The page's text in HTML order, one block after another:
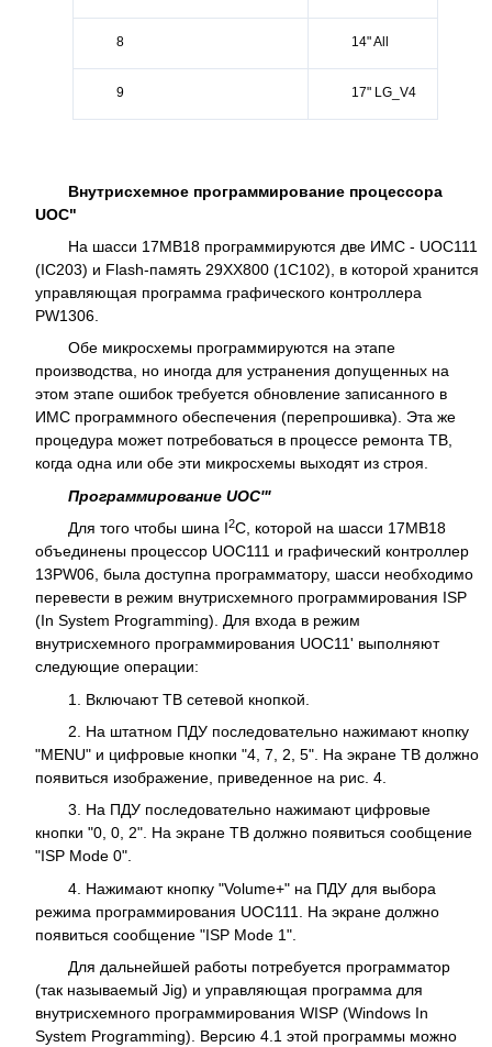
8 14" All
9 17" LG_V4
Внутрисхемное программирование процессора
UOC"
На шасси 17МВ18 программируются две ИМС - UOC111
(IC203) и Flash-память 29XX800 (1С102), в которой хранится
управляющая программа графического контроллера
PW1306.
Обе микросхемы программируются на этапе
производства, но иногда для устранения допущенных на
этом этапе ошибок требуется обновление записанного в
ИМС программного обеспечения (перепрошивка). Эта же
процедура может потребоваться в процессе ремонта ТВ,
когда одна или обе эти микросхемы выходят из строя.
Программирование UOC'"
Для того чтобы шина I2C, которой на шасси 17МВ18
объединены процессор UOC111 и графический контроллер
13PW06, была доступна программатору, шасси необходимо
перевести в режим внутрисхемного программирования ISP
(In System Programming). Для входа в режим
внутрисхемного программирования UOC11' выполняют
следующие операции:
1. Включают ТВ сетевой кнопкой.
2. На штатном ПДУ последовательно нажимают кнопку
"MENU" и цифровые кнопки "4, 7, 2, 5". На экране ТВ должно
появиться изображение, приведенное на рис. 4.
3. На ПДУ последовательно нажимают цифровые
кнопки "0, 0, 2". На экране ТВ должно появиться сообщение
"ISP Mode 0".
4. Нажимают кнопку "Volume+" на ПДУ для выбора
режима программирования UOC111. На экране должно
появиться сообщение "ISP Mode 1".
Для дальнейшей работы потребуется программатор
(так называемый Jig) и управляющая программа для
внутрисхемного программирования WISP (Windows In
System Programming). Версию 4.1 этой программы можно